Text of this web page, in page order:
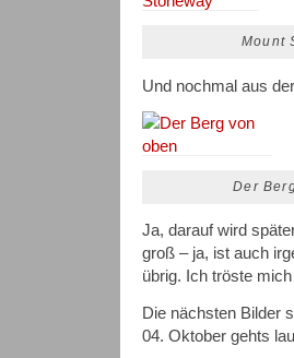
Mount
Und nochmal aus
Der
Ja, darauf wird
groß – ja, ist auch
übrig. Ich tröste
Die nächsten Bilder
04. Oktober gehts